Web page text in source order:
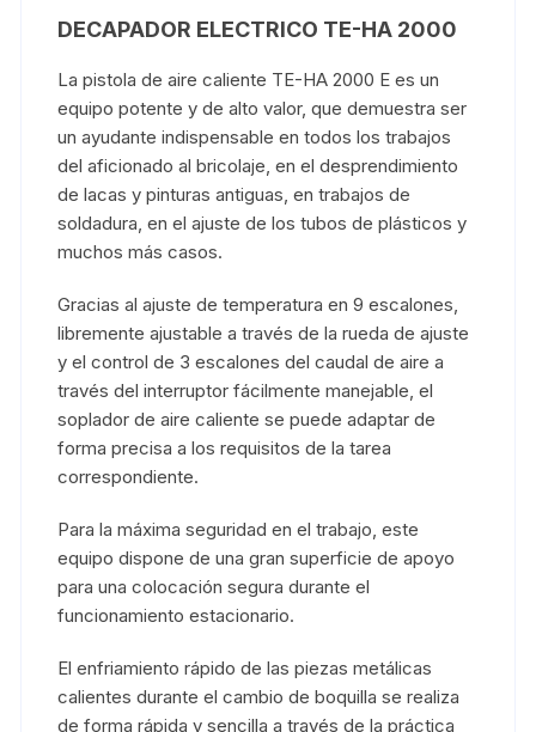
DECAPADOR ELECTRICO TE-HA 2000
La pistola de aire caliente TE-HA 2000 E es un
equipo potente y de alto valor, que demuestra ser
un ayudante indispensable en todos los trabajos
del aficionado al bricolaje, en el desprendimiento
de lacas y pinturas antiguas, en trabajos de
soldadura, en el ajuste de los tubos de plásticos y
muchos más casos.
Gracias al ajuste de temperatura en 9 escalones,
libremente ajustable a través de la rueda de ajuste
y el control de 3 escalones del caudal de aire a
través del interruptor fácilmente manejable, el
soplador de aire caliente se puede adaptar de
forma precisa a los requisitos de la tarea
correspondiente.
Para la máxima seguridad en el trabajo, este
equipo dispone de una gran superficie de apoyo
para una colocación segura durante el
funcionamiento estacionario.
El enfriamiento rápido de las piezas metálicas
calientes durante el cambio de boquilla se realiza
de forma rápida y sencilla a través de la práctica